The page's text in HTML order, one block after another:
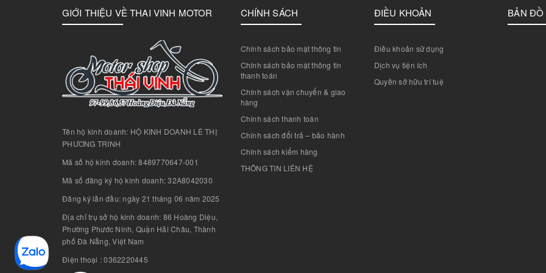
GIỚI THIỆU VỀ THAI VINH MOTOR
Tên hộ kinh doanh: HỘ KINH DOANH LÊ THỊ
PHƯƠNG TRINH
Mã số hộ kinh doanh: 8489770647-001
Mã số đăng ký hộ kinh doanh: 32A8042030
Đăng ký lần đầu: ngày 21 tháng 06 năm 2025
Địa chỉ trụ sở hộ kinh doanh: 86 Hoàng Diệu,
Phường Phước Ninh, Quận Hải Châu, Thành
phố Đà Nẵng, Việt Nam
Điện thoại : 0362220445
CHÍNH SÁCH
Chính sách bảo mật thông tin
Chính sách bảo mật thông tin
thanh toán
Chính sách vận chuyển & giao
hàng
Chính sách thanh toán
Chính sách đổi trả – bảo hành
Chính sách kiểm hàng
THÔNG TIN LIÊN HỆ
ĐIỀU KHOẢN
Điều khoản sử dụng
Dịch vụ tiện ích
Quyền sở hữu trí tuệ
BẢN ĐỒ